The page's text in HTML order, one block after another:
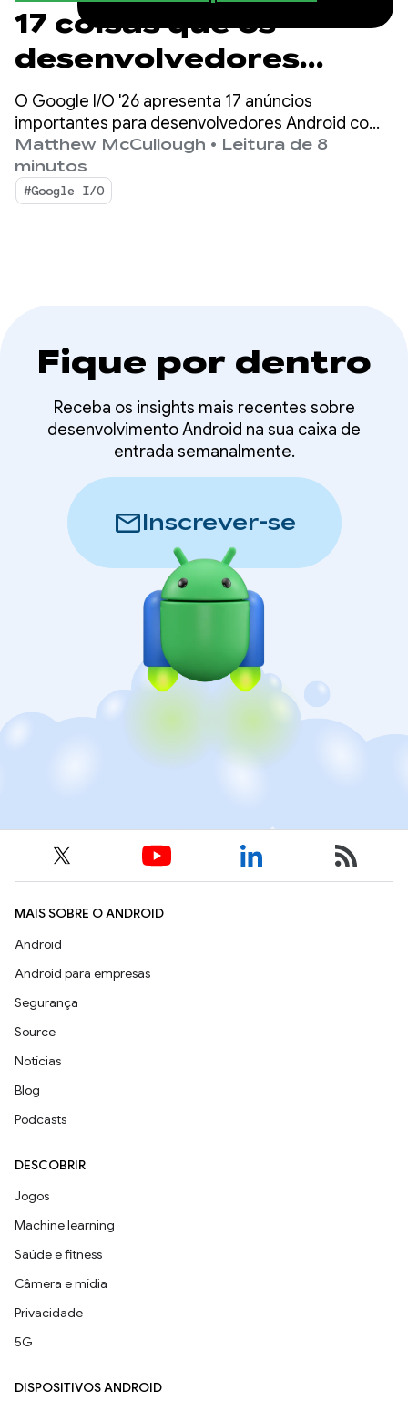
17 coisas que os
desenvolvedores
Android precisam
saber no Google I/O!
O Google I/O '26 apresenta 17 anúncios
importantes para desenvolvedores Android com
foco em produtividade liderada por agentes,
Compose First como nosso padrão de interface,
mídia de alta performance e desenvolvimento
adaptável para o ecossistema em expansão.
Matthew McCullough • Leitura de 8
minutos
#Google I/O
Fique por dentro
Receba os insights mais recentes sobre
desenvolvimento Android na sua caixa de
entrada semanalmente.
mailInscrever-se
MAIS SOBRE O ANDROID
Android
Android para empresas
Segurança
Source
Notícias
Blog
Podcasts
DESCOBRIR
Jogos
Machine learning
Saúde e fitness
Câmera e mídia
Privacidade
5G
DISPOSITIVOS ANDROID